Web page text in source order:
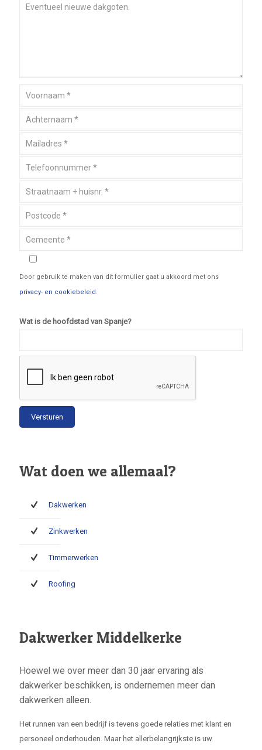
Door gebruik te maken van dit formulier gaat u akkoord met ons
privacy- en cookiebeleid.
Wat is de hoofdstad van Spanje?
Wat doen we allemaal?
Dakwerken
Zinkwerken
Timmerwerken
Roofing
Dakwerker Middelkerke
Hoewel we over meer dan 30 jaar ervaring als
dakwerker beschikken, is ondernemen meer dan
dakwerken alleen.
Het runnen van een bedrijf is tevens goede relaties met klant en
personeel onderhouden. Maar het allerbelangrijkste is uw